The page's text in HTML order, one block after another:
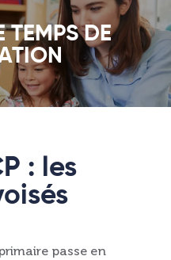
TEMPS DE
: les
passe en